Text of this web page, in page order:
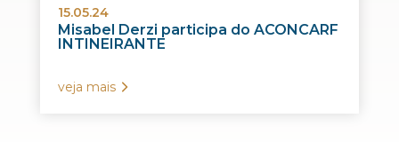
15.05.24
Misabel Derzi participa do ACONCARF
INTINEIRANTE
veja mais